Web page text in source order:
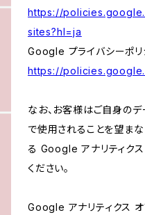
https://
sites?hl=ja
Google プライバシーポリ
https://
なお、お客様はご自身の
で使用されることを望ま
る Google アナリティクス
ください。
Google アナリティクス オ